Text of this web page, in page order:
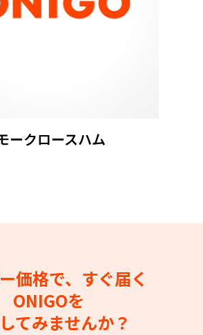
ークロースハム
価格で、すぐ届く
ONIGOを
てみませんか？